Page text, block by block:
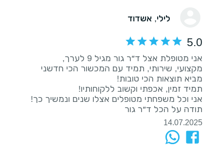
לילי, אשדוד
5.0
תודה על הכל ד״ר גור
14.07.2025